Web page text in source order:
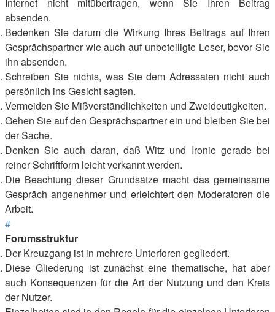
absenden.
Bedenken Sie darum die Wirkung Ihres Beitrags auf Ihren
Gesprächspartner wie auch auf unbeteiligte Leser, bevor Sie
ihn absenden.
Schreiben Sie nichts, was Sie dem Adressaten nicht auch
persönlich ins Gesicht sagten.
Vermeiden Sie Mißverständlichkeiten und Zweideutigkeiten.
Gehen Sie auf den Gesprächspartner ein und bleiben Sie bei
der Sache.
Denken Sie auch daran, daß Witz und Ironie gerade bei
reiner Schriftform leicht verkannt werden.
Die Beachtung dieser Grundsätze macht das gemeinsame
Gespräch angenehmer und erleichtert den Moderatoren die
Arbeit.
#
Forumsstruktur
Der Kreuzgang ist in mehrere Unterforen gegliedert.
Diese Gliederung ist zunächst eine thematische, hat aber
auch Konsequenzen für die Art der Nutzung und den Kreis
der Nutzer.